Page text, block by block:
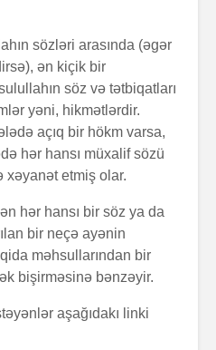
sözləri arasında (əgər
ən kiçik bir
söz və tətbiqatları
yəni, hikmətlərdir.
açıq bir hökm varsa,
hər hansı müxalif sözü
xəyanət etmiş olar.
hər hansı bir söz ya da
bir neçə ayənin
məhsullarından bir
bişirməsinə bənzəyir.
aşağıdakı linki